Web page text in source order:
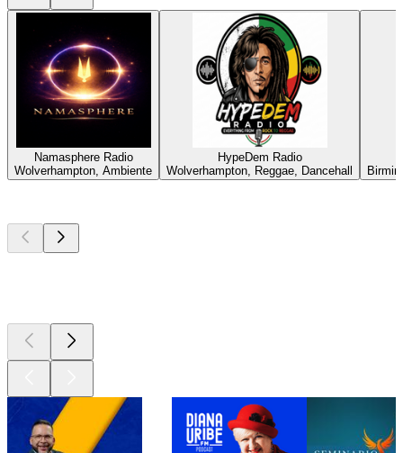
Namasphere Radio
Wolverhampton, Ambiente
HypeDem Radio
Wolverhampton, Reggae, Dancehall